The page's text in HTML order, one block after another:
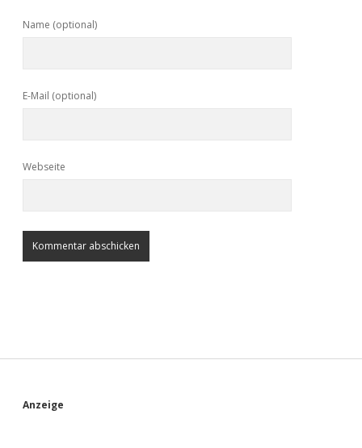
Name (optional)
E-Mail (optional)
Webseite
S
Anzeige